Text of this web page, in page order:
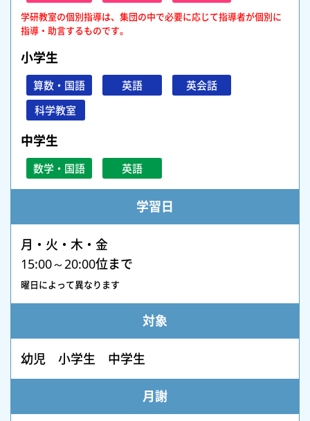
学研教室の個別指導は、集団の中で必要に応じて指導者が個別に
指導・助言するものです。
小学生
算数・国語 英語
英会話
科学教室
中学生
数学・国語 英語
学習日
月・火・木・金
15:00～20:00位まで
曜日によって異なります
対象
幼児 小学生 中学生
月謝